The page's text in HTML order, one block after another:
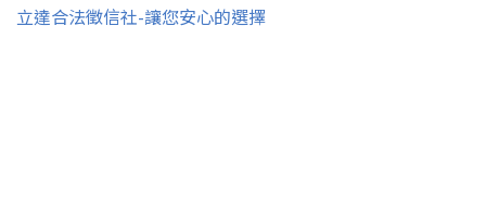
立達合法徵信社-讓您安心的選擇